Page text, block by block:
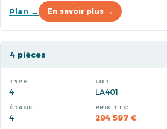
Plan → En savoir plus →
4 pièces
4 LA401
4 294 597 €